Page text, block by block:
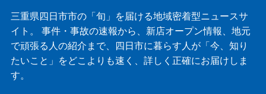
三重県四日市市の「旬」を届ける地域密着型ニュースサ
イト。 事件・事故の速報から、新店オープン情報、地元
で頑張る人の紹介まで、四日市に暮らす人が「今、知り
たいこと」をどこよりも速く、詳しく正確にお届けしま
す。